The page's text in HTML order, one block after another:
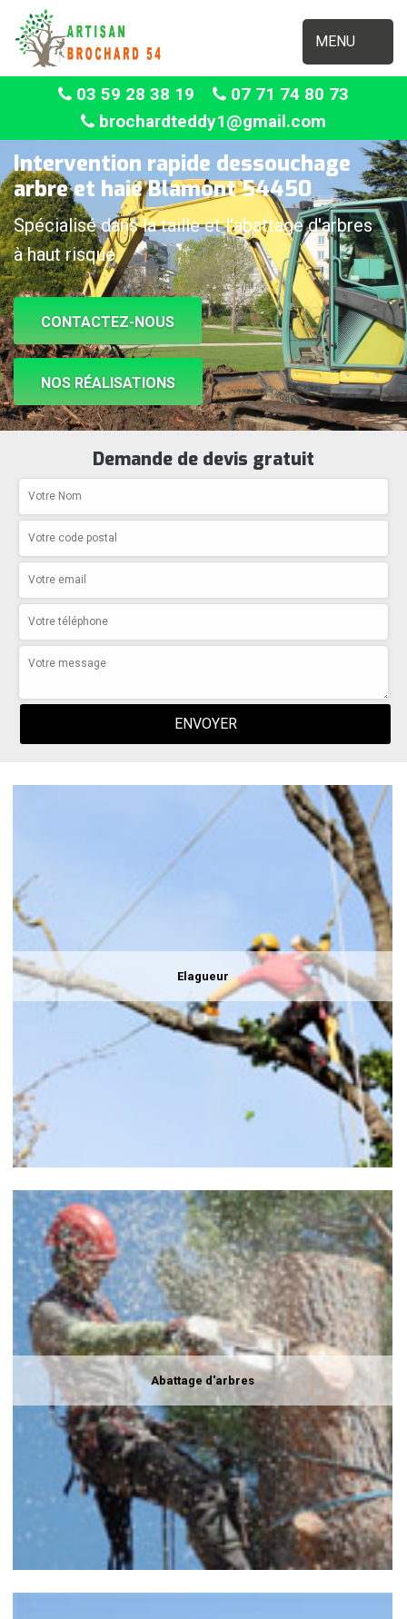
MENU
03 59 28 38 19
07 71 74 80 73
brochardteddy1@gmail.com
Intervention rapide dessouchage
arbre et haie Blamont 54450
Spécialisé dans la taille et l'abattage d'arbres
à haut risque
CONTACTEZ-NOUS
NOS RÉALISATIONS
Demande de devis gratuit
Elagueur
Abattage d'arbres